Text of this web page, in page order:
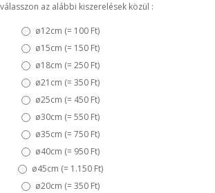
az alábbi kiszerelések közül :
ø12cm (= 100 Ft)
ø15cm (= 150 Ft)
ø18cm (= 250 Ft)
ø21cm (= 350 Ft)
ø25cm (= 450 Ft)
ø30cm (= 550 Ft)
ø35cm (= 750 Ft)
ø40cm (= 950 Ft)
ø45cm (= 1.150 Ft)
ø20cm (= 350 Ft)